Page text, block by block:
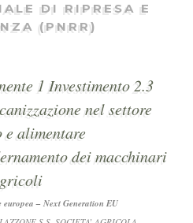
DI RIPRESA E
(PNRR)
1 Investimento 2.3
nel settore
alimentare
dei macchinari
– Next Generation EU